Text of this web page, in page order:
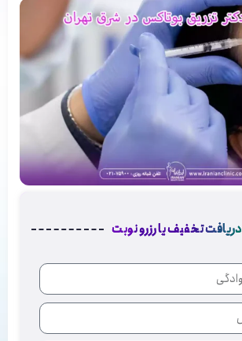
دریافت تخفیف یا رزرو نوبت